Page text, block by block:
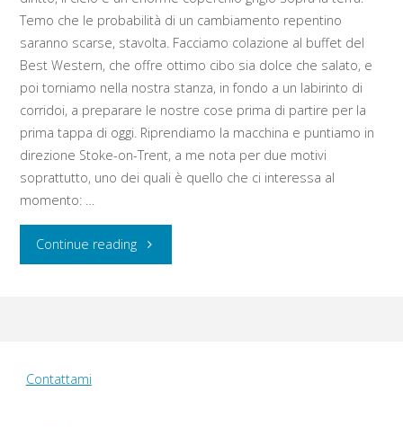
Temo che le probabilità di un cambiamento repentino
saranno scarse, stavolta. Facciamo colazione al buffet del
Best Western, che offre ottimo cibo sia dolce che salato, e
poi torniamo nella nostra stanza, in fondo a un labirinto di
corridoi, a preparare le nostre cose prima di partire per la
prima tappa di oggi. Riprendiamo la macchina e puntiamo in
direzione Stoke-on-Trent, a me nota per due motivi
soprattutto, uno dei quali è quello che ci interessa al
momento: …
Continue reading"Lunedì
Contattami